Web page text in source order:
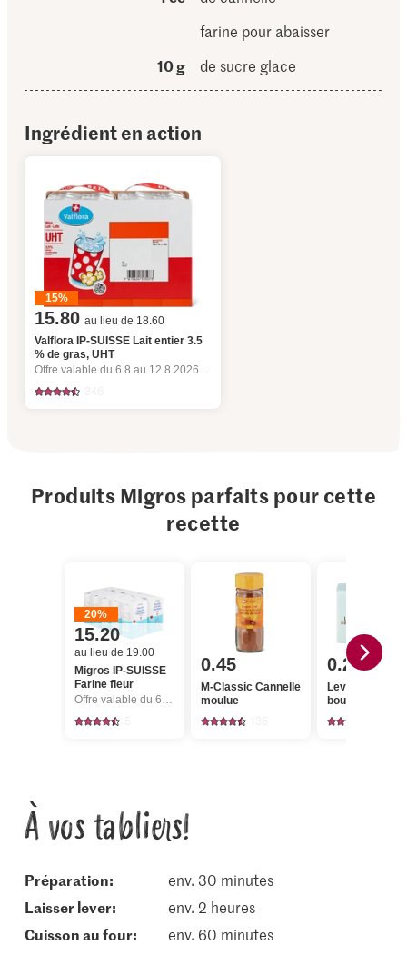
farine pour abaisser
10 g
de sucre glace
Ingrédient en action
15%
15.80 au lieu de 18.60
Valflora IP-SUISSE Lait entier 3.5
% de gras, UHT
Offre valable du 6.8 au 12.8.2026, jusqu’à épuisement du stock.
Produits Migros parfaits pour cette
recette
20%
15.20
au lieu de 19.00
Migros IP-SUISSE
Farine fleur
Offre valable du 6.8 au 12.8.2026, jusqu’à épuisement du stock.
0.45
M-Classic Cannelle
moulue
0.25
Levure de
boulangerie
À vos tabliers!
Préparation:
env. 30 minutes
laisser lever:
env. 2 heures
cuisson au four:
env. 60 minutes